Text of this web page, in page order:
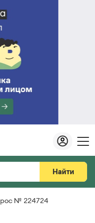
Найти
№ 224724